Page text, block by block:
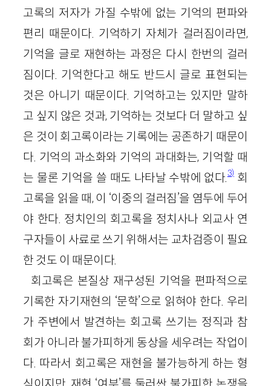
고록의 저자가 가질 수밖에 없는 기억의 편파와
편리 때문이다. 기억하기 자체가 걸러짐이라면,
기억을 글로 재현하는 과정은 다시 한번의 걸러
짐이다. 기억한다고 해도 반드시 글로 표현되는
것은 아니기 때문이다. 기억하고는 있지만 말하
고 싶지 않은 것과, 기억하는 것보다 더 말하고 싶
은 것이 회고록이라는 기록에는 공존하기 때문이
다. 기억의 과소화와 기억의 과대화는, 기억할 때
는 물론 기억을 쓸 때도 나타날 수밖에 없다.3)회
고록을 읽을 때, 이 ‘이중의 걸러짐’을 염두에 두어
야 한다. 정치인의 회고록을 정치사나 외교사 연
구자들이 사료로 쓰기 위해서는 교차검증이 필요
한 것도 이 때문이다.
회고록은 본질상 재구성된 기억을 편파적으로
기록한 자기재현의 ‘문학’으로 읽혀야 한다. 우리
가 주변에서 발견하는 회고록 쓰기는 정직과 참
회가 아니라 불가피하게 동상을 세우려는 작업이
다. 따라서 회고록은 재현을 불가능하게 하는 형